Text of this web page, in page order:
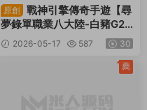
原創
戰神引擎傳奇手遊【尋
夢錄單職業八大陸-白豬G2.
5免授權】Win一鍵服務端
+安卓蘋果雙端+GM授權物
2026-05-17 587 30
薦